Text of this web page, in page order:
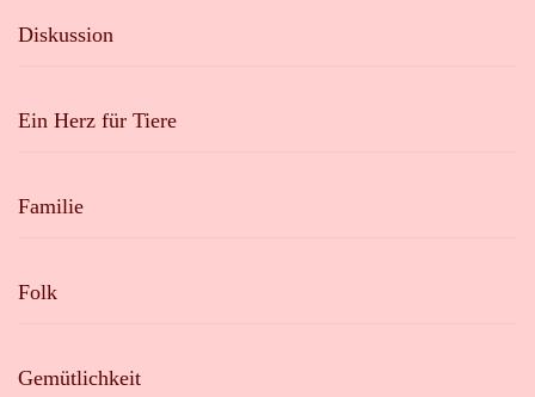
Diskussion
Ein Herz für Tiere
Familie
Folk
Gemütlichkeit